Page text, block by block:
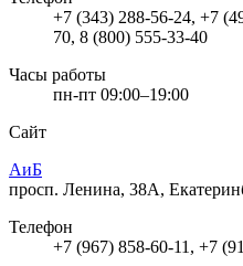
+7 (343) 288-56-24, +7
70, 8 (800) 555-33-40
Часы работы
пн-пт 09:00–19:00
Сайт
АиБ
просп. Ленина, 38А,
Телефон
+7 (967) 858-60-11, +7